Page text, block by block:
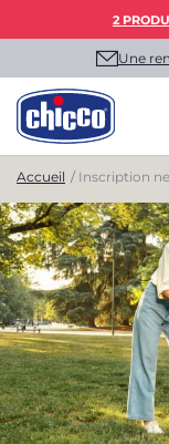
2
Une
Accueil Inscription